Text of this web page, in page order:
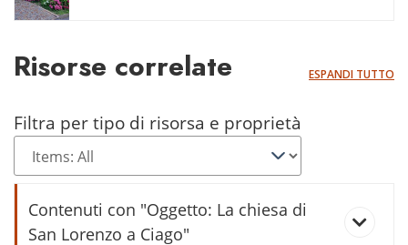
Risorse correlate ESPANDI TUTTO
Filtra per tipo di risorsa e proprietà
Contenuti con "Oggetto: La chiesa di
San Lorenzo a Ciago"